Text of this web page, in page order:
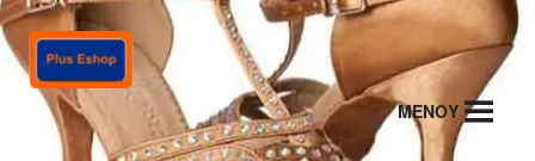
Απευθείας
μετάβαση
στην
πλοήγηση
Μετάβαση
σε
περιεχόμενο
MENΟΥ